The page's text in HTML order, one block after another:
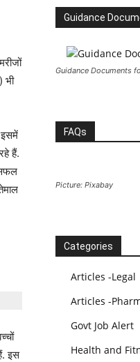
भी
इसमें
हैं.
सफल
इस
Guidance
Guidance Documents
FAQs
Picture: Pixabay
Categories
Articles -Legal
Articles -
Govt Job Alert
Health and